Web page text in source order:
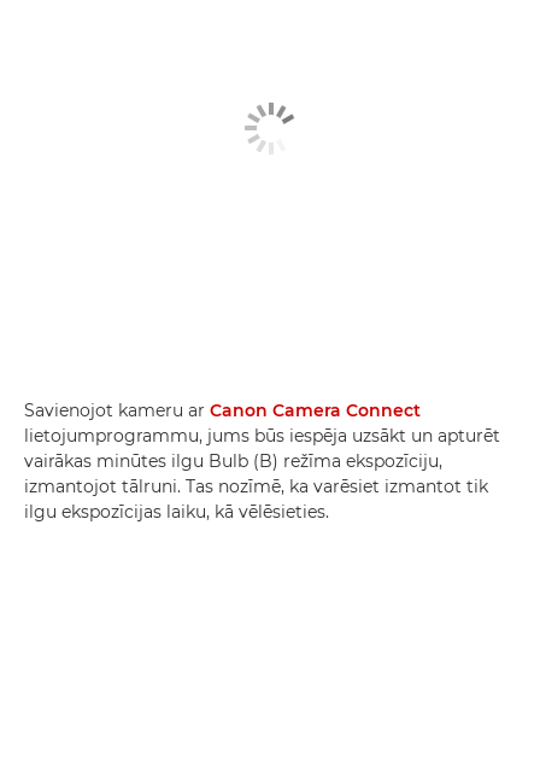
Savienojot kameru ar Canon Camera Connect
lietojumprogrammu, jums būs iespēja uzsākt un apturēt
vairākas minūtes ilgu Bulb (B) režīma ekspozīciju,
izmantojot tālruni. Tas nozīmē, ka varēsiet izmantot tik
ilgu ekspozīcijas laiku, kā vēlēsieties.